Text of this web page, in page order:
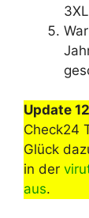
Update
Check24
Glück
in der
aus.